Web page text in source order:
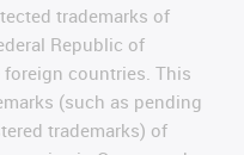
trademarks of
Republic of
countries. This
(such as pending
trademarks) of